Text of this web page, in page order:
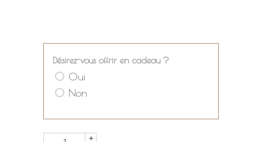
Désirez-vous offrir en cadeau ?
Oui
Non
Quantity